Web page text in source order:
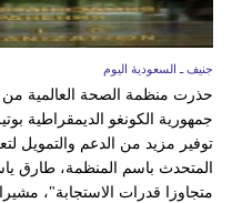
جنيف ـ السعودية اليوم
حذرت منظمة الصحة العالمية
جمهورية الكونغو الديمقراطية
توفير مزيد من الدعم والتمويل
المتحدث باسم المنظمة، طارق
متجاوزا قدرات الاستجابة"،